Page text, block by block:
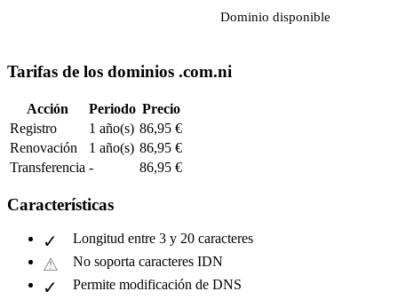
Dominio disponible
Tarifas de los dominios .com.ni
Acción Periodo Precio
Registro
1 año(s) 86,95 €
Renovación
1 año(s) 86,95 €
Transferencia - 86,95 €
Características
Longitud entre 3 y 20 caracteres
No soporta caracteres IDN
Permite modificación de DNS